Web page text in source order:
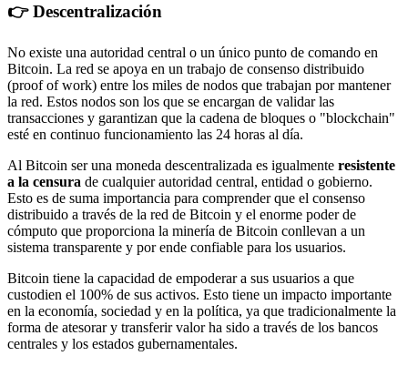
👉 Descentralización
No existe una autoridad central o un único punto de comando en
Bitcoin. La red se apoya en un trabajo de consenso distribuido
(proof of work) entre los miles de nodos que trabajan por mantener
la red. Estos nodos son los que se encargan de validar las
transacciones y garantizan que la cadena de bloques o "blockchain"
esté en continuo funcionamiento las 24 horas al día.
Al Bitcoin ser una moneda descentralizada es igualmente resistente
a la censura de cualquier autoridad central, entidad o gobierno.
Esto es de suma importancia para comprender que el consenso
distribuido a través de la red de Bitcoin y el enorme poder de
cómputo que proporciona la minería de Bitcoin conllevan a un
sistema transparente y por ende confiable para los usuarios.
Bitcoin tiene la capacidad de empoderar a sus usuarios a que
custodien el 100% de sus activos. Esto tiene un impacto importante
en la economía, sociedad y en la política, ya que tradicionalmente la
forma de atesorar y transferir valor ha sido a través de los bancos
centrales y los estados gubernamentales.